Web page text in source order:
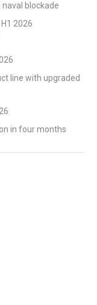
naval blockade
2026
line with upgraded
in four months